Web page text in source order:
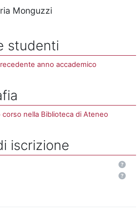
Monguzzi
studenti
anno accademico
nella Biblioteca di Ateneo
iscrizione